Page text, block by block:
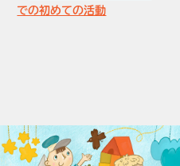
での初めての活動